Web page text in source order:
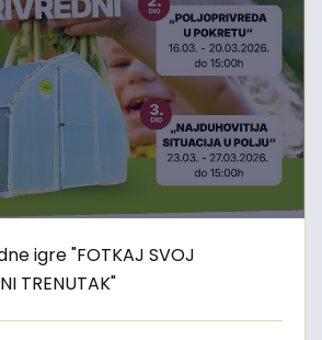
igre "FOTKAJ SVOJ
TRENUTAK"